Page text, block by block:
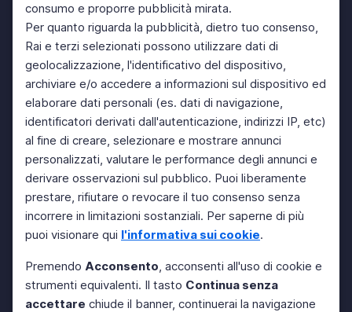
consumo e proporre pubblicità mirata.
Per quanto riguarda la pubblicità, dietro tuo consenso,
Rai e terzi selezionati possono utilizzare dati di
geolocalizzazione, l'identificativo del dispositivo,
archiviare e/o accedere a informazioni sul dispositivo ed
elaborare dati personali (es. dati di navigazione,
identificatori derivati dall'autenticazione, indirizzi IP, etc)
al fine di creare, selezionare e mostrare annunci
personalizzati, valutare le performance degli annunci e
derivare osservazioni sul pubblico. Puoi liberamente
prestare, rifiutare o revocare il tuo consenso senza
incorrere in limitazioni sostanziali. Per saperne di più
puoi visionare qui l'informativa sui cookie.
Premendo Acconsento, acconsenti all'uso di cookie e
strumenti equivalenti. Il tasto Continua senza
accettare chiude il banner, continuerai la navigazione